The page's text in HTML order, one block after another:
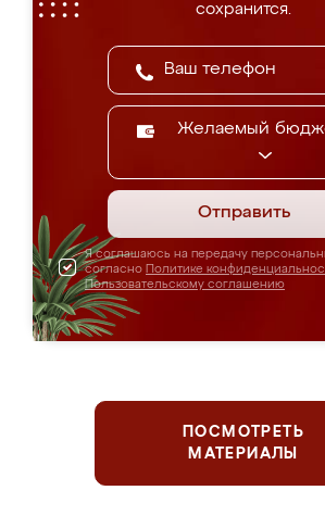
сохранится.
Желаемый
Отправить
Я соглашаюсь на передачу
согласно Политике
Пользовательскому соглашению
ПОСМОТРЕТЬ
МАТЕРИАЛЫ